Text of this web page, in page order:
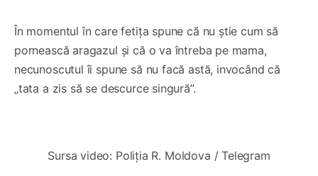
În momentul în care fetița spune că nu știe cum să
pornească aragazul și că o va întreba pe mama,
necunoscutul îi spune să nu facă astă, invocând că
„tata a zis să se descurce singură”.
Sursa video: Poliția R. Moldova / Telegram